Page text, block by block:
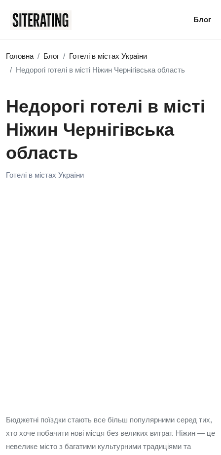
Блог
Головна Блог
Готелі в містах України
Недорогі готелі в місті Ніжин Чернігівська область
Недорогі готелі в місті
Ніжин Чернігівська
область
Готелі в містах України
Бюджетні поїздки стають все більш популярними серед тих,
хто хоче побачити нові місця без великих витрат. Ніжин — це
невелике місто з багатими культурними традиціями та